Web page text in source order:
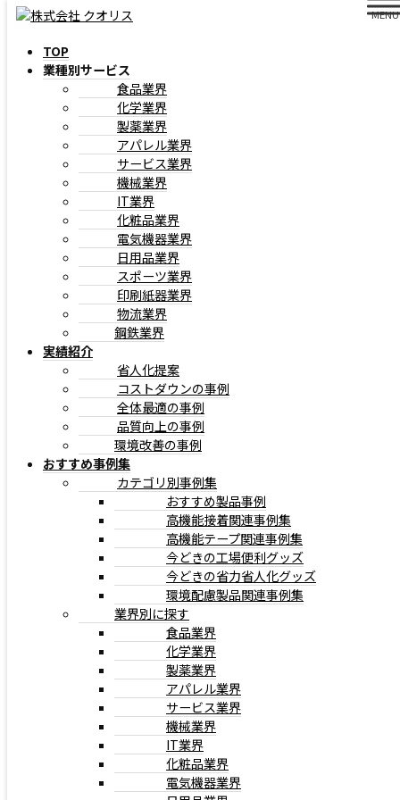
MENU
TOP
業種別サービス
食品業界
化学業界
製薬業界
アパレル業界
サービス業界
機械業界
IT業界
化粧品業界
電気機器業界
日用品業界
スポーツ業界
印刷紙器業界
物流業界
鋼鉄業界
実績紹介
省人化提案
コストダウンの事例
全体最適の事例
品質向上の事例
環境改善の事例
おすすめ事例集
カテゴリ別事例集
おすすめ製品事例
高機能接着関連事例集
高機能テープ関連事例集
今どきの工場便利グッズ
今どきの省力省人化グッズ
環境配慮製品関連事例集
業界別に探す
食品業界
化学業界
製薬業界
アパレル業界
サービス業界
機械業界
IT業界
化粧品業界
電気機器業界
株式会社 クオリス >解決事例
2025/12/07
一覧に戻る
Contactお問い合わせ
まずはお気軽にお問い合わせください。
本社/ソリューション事業部・PMC事業部06-6458-6141
時間 9:00 - 17:00 定休：土日祝
FOC東京事業部03-6417-0811受付時間 9:00 - 17:00 定休：土
日祝
メールでのお問い合わせ
サイトマップ プライバシーポリシー